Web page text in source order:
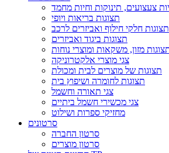
צעצועים, תינוקות וחיות מחמד
תצוגות בריאות ויופי
תצוגות חלקי חילוף ואביזרים לרכב
תצוגות ביגוד ואביזרים
מזון, משקאות ומוצרי נוחות
צגי מוצרי אלקטרוניקה
תצוגות של מוצרים לבית ומכולת
תצוגות לחומרה ושיפוץ בית
צגי תאורה וחשמל
צגי מכשירי חשמל ביתיים
מחזיקי ספרות ושילוט
סרטונים
סרטון החברה
סרטון מוצרים